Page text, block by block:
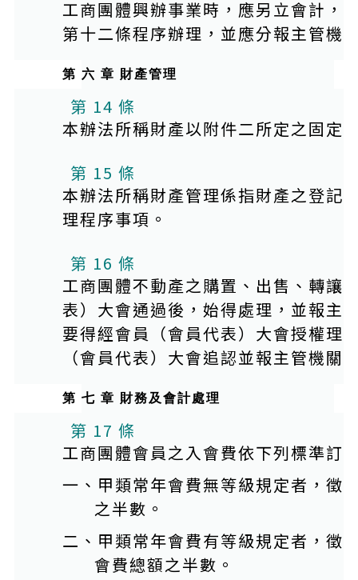
工商團體興辦事業時，應另立會計，
第十二條程序辦理，並應分報主管機
第 六 章 財產管理
本條文有附件
第 14 條
本辦法所稱財產以附件二所定之固定
第 15 條
本辦法所稱財產管理係指財產之登記
理程序事項。
第 16 條
工商團體不動產之購置、出售、轉讓
表）大會通過後，始得處理，並報主
要得經會員（會員代表）大會授權理
（會員代表）大會追認並報主管機關
第 七 章 財務及會計處理
第 17 條
工商團體會員之入會費依下列標準訂
一、甲類常年會費無等級規定者，徵
之半數。
二、甲類常年會費有等級規定者，徵
會費總額之半數。